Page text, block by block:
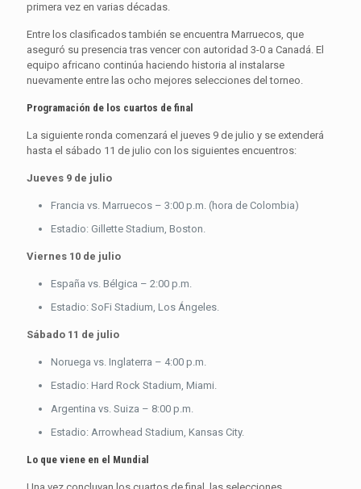
primera vez en varias décadas.
Entre los clasificados también se encuentra Marruecos, que
aseguró su presencia tras vencer con autoridad 3-0 a Canadá. El
equipo africano continúa haciendo historia al instalarse
nuevamente entre las ocho mejores selecciones del torneo.
Programación de los cuartos de final
La siguiente ronda comenzará el jueves 9 de julio y se extenderá
hasta el sábado 11 de julio con los siguientes encuentros:
Jueves 9 de julio
Francia vs. Marruecos – 3:00 p.m. (hora de Colombia)
Estadio: Gillette Stadium, Boston.
Viernes 10 de julio
España vs. Bélgica – 2:00 p.m.
Estadio: SoFi Stadium, Los Ángeles.
Sábado 11 de julio
Noruega vs. Inglaterra – 4:00 p.m.
Estadio: Hard Rock Stadium, Miami.
Argentina vs. Suiza – 8:00 p.m.
Estadio: Arrowhead Stadium, Kansas City.
Lo que viene en el Mundial